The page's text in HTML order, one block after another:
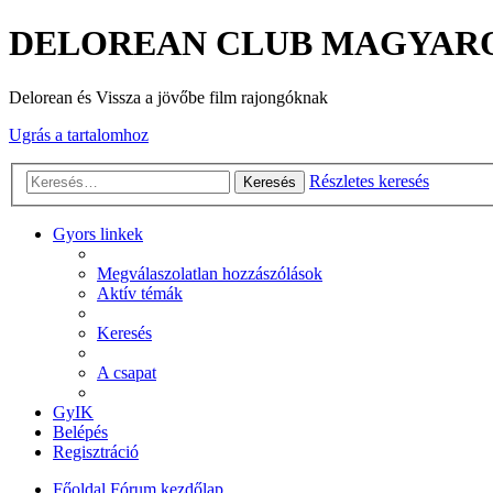
DELOREAN CLUB
Delorean és Vissza a jövőbe film rajongóknak
Ugrás a tartalomhoz
Keresés Részletes keresés
Gyors linkek
Megválaszolatlan hozzászólások
Aktív témák
Keresés
A csapat
GyIK
Belépés
Regisztráció